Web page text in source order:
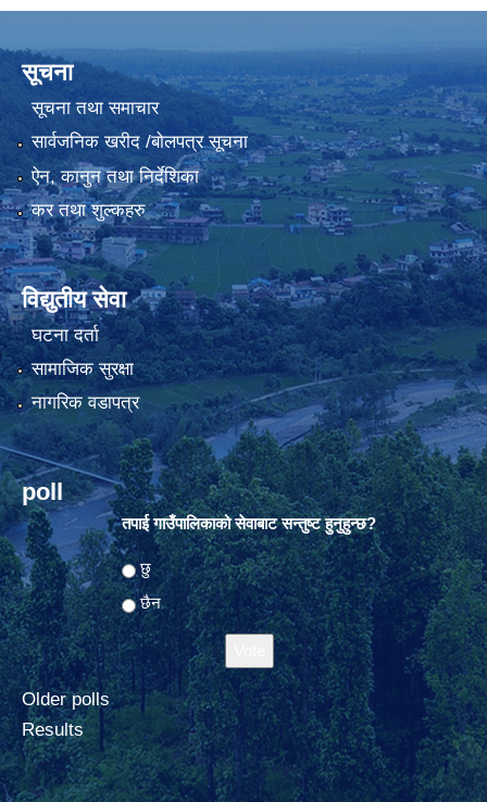
सूचना
सूचना तथा समाचार
सार्वजनिक खरीद /बोलपत्र सूचना
ऐन, कानुन तथा निर्देशिका
कर तथा शुल्कहरु
विद्युतीय सेवा
घटना दर्ता
सामाजिक सुरक्षा
नागरिक वडापत्र
poll
तपाई गाउँपालिकाको सेवाबाट सन्तुष्ट हुनुहुन्छ?
Choices
छु
छैन
Older polls
Results